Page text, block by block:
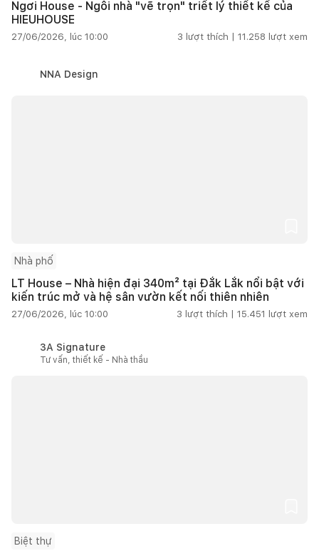
Ngơi House - Ngôi nhà "vẽ trọn" triết lý thiết kế của
HIEUHOUSE
27/06/2026, lúc 10:00 3 lượt thích | 11.258 lượt xem
NNA Design
Nhà phố
LT House – Nhà hiện đại 340m² tại Đắk Lắk nổi bật với
kiến trúc mở và hệ sân vườn kết nối thiên nhiên
27/06/2026, lúc 10:00 3 lượt thích | 15.451 lượt xem
3A Signature
Tư vấn, thiết kế - Nhà thầu
Biệt thự